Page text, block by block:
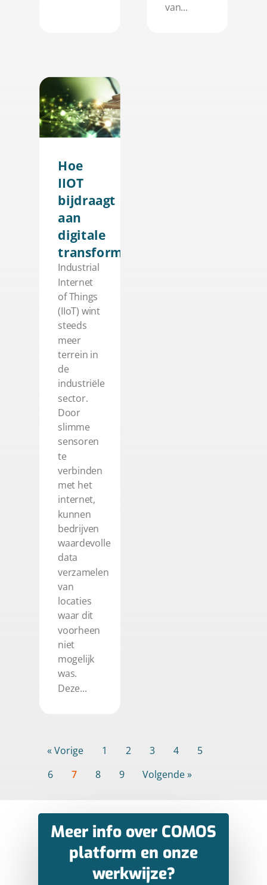
van...
Hoe
IIOT
bijdraagt
aan
digitale
transformatie
Industrial
Internet
of Things
(IIoT) wint
steeds
meer
terrein in
de
industriële
sector.
Door
slimme
sensoren
te
verbinden
met het
internet,
kunnen
bedrijven
waardevolle
data
verzamelen
van
locaties
waar dit
voorheen
niet
mogelijk
was.
Deze...
« Vorige 1 2 3 4
5
6
7 8 9 Volgende »
Meer info over COMOS
platform en onze
werkwijze?